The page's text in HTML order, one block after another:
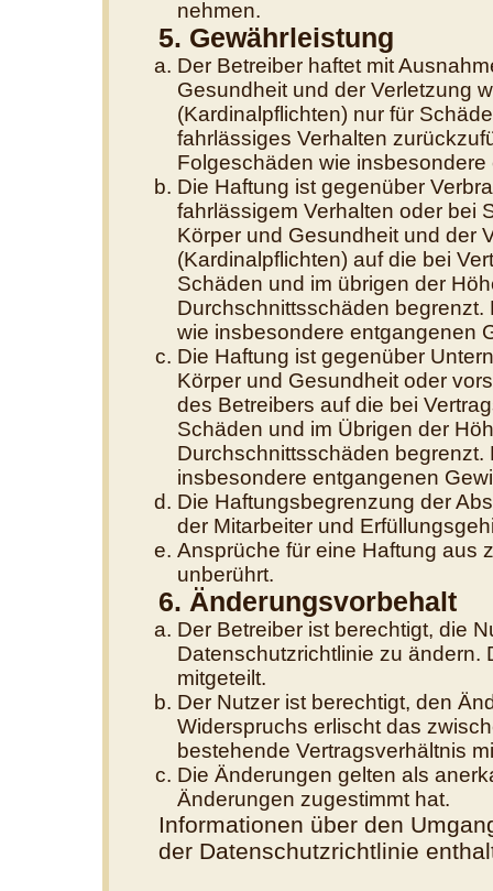
nehmen.
5. Gewährleistung
Der Betreiber haftet mit
Gesundheit und der Verletzung
(Kardinalpflichten) nur für
fahrlässiges Verhalten
Folgeschäden wie
Die Haftung ist gegenüber
fahrlässigem Verhalten oder bei
Körper und Gesundheit und der
(Kardinalpflichten) auf die bei
Schäden und im übrigen der
Durchschnittsschäden
wie insbesondere entgangenen
Die Haftung ist gegenüber
Körper und Gesundheit oder
des Betreibers auf die bei
Schäden und im Übrigen der
Durchschnittsschäden
insbesondere entgangenen
Die Haftungsbegrenzung der
der Mitarbeiter und
Ansprüche für eine Haftung aus
unberührt.
6. Änderungsvorbehalt
Der Betreiber ist berechtigt, die
Datenschutzrichtlinie zu ändern.
mitgeteilt.
Der Nutzer ist berechtigt, den
Widerspruchs erlischt das
bestehende Vertragsverhältnis
Die Änderungen gelten als
Änderungen zugestimmt hat.
Informationen über den
der Datenschutzrichtlinie